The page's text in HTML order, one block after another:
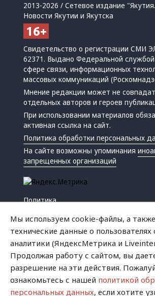
2013-2026 / Сетевое издание
Новости Якутии и Якутска
Свидетельство о регистрации СМИ
62371. Выдано Федеральной
сфере связи, информационных
массовых коммуникаций
Мнение редакции может не
отдельных авторов и героев
При использовании материалов
активная ссылка на сайт.
Политика обработки персональных
На сайте возможны упоминания
запрещенных организаций
Политика
Криминал
Успех
Мы используем cookie-файлы, а
технические данные о
аналитики (ЯндексМетрика и
Продолжая работу с сайтом, вы
разрешение на эти действия.
ознакомьтесь с нашей политикой
персональных данных, если хотите